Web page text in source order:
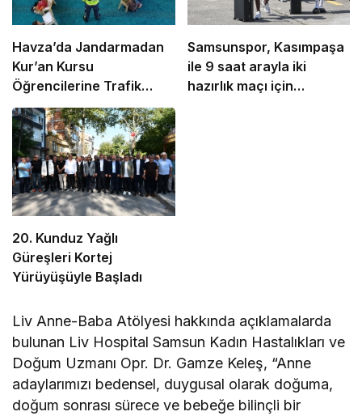
Havza’da Jandarmadan
Kur’an Kursu
Öğrencilerine Trafik
Eğitimi
Samsunspor, Kasımpaşa
ile 9 saat arayla iki
hazırlık maçı için
20. Kunduz Yağlı
Güreşleri Kortej
Yürüyüşüyle Başladı
Liv Anne-Baba Atölyesi hakkında açıklamalarda
bulunan Liv Hospital Samsun Kadın Hastalıkları ve
Doğum Uzmanı Opr. Dr. Gamze Keleş, “Anne
adaylarımızı bedensel, duygusal olarak doğuma,
doğum sonrası sürece ve bebeğe bilinçli bir